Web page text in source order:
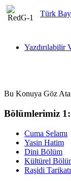
Türk
Yazdırılabilir
Bu Konuya Göz
Bölümlerimiz 1:
Cuma Selamı
Yasin Hatim
Dini Bölüm
Kültürel
Raşidi Tarikatı